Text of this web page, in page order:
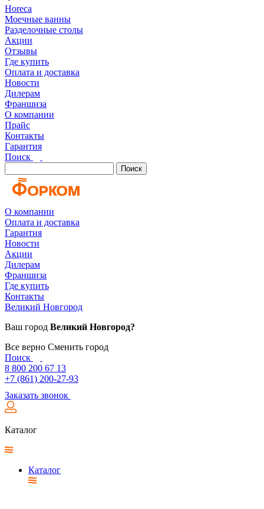
Horeca
Моечные ванны
Разделочные столы
Акции
Отзывы
Где купить
Оплата и доставка
Новости
Дилерам
Франшиза
О компании
Прайс
Контакты
Гарантия
Поиск
Поиск
О компании
Оплата и доставка
Гарантия
Новости
Акции
Дилерам
Франшиза
Где купить
Контакты
Великий Новгород
Ваш город Великий Новгород?
Все верно Сменить город
Поиск
8 800 200 67 13
+7 (861) 200-27-93
Заказать звонок
Каталог
Каталог